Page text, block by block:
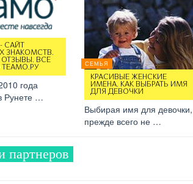
САЙТ
ЗНАКОМСТВ.
ОТЗЫВЫ. ВСЕ
года
Рунете …
СЕМЬЯ
КРАСИВЫЕ ЖЕНСКИЕ
ИМЕНА. КАК ВЫБРАТЬ ИМЯ
ДЛЯ ДЕВОЧКИ
Выбирая имя для девочки,
прежде всего не …
партнеров